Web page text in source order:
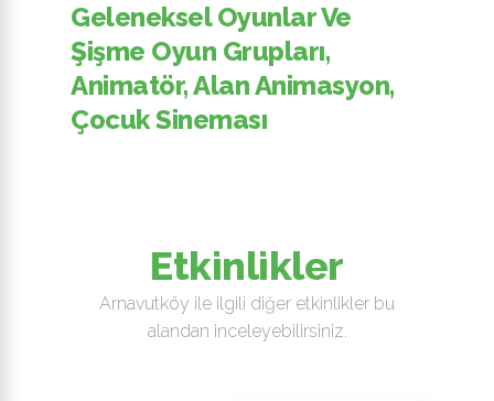
Geleneksel Oyunlar Ve
Şişme Oyun Grupları,
Animatör, Alan Animasyon,
Çocuk Sineması
Etkinlikler
Arnavutköy ile ilgili diğer etkinlikler bu
alandan inceleyebilirsiniz.